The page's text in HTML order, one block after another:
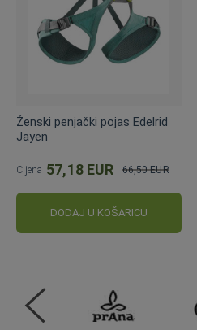
Ženski penjački pojas Edelrid
Jayen
Cijena 57,18 EUR
cijena
66,50 EUR
DODAJ U KOŠARICU